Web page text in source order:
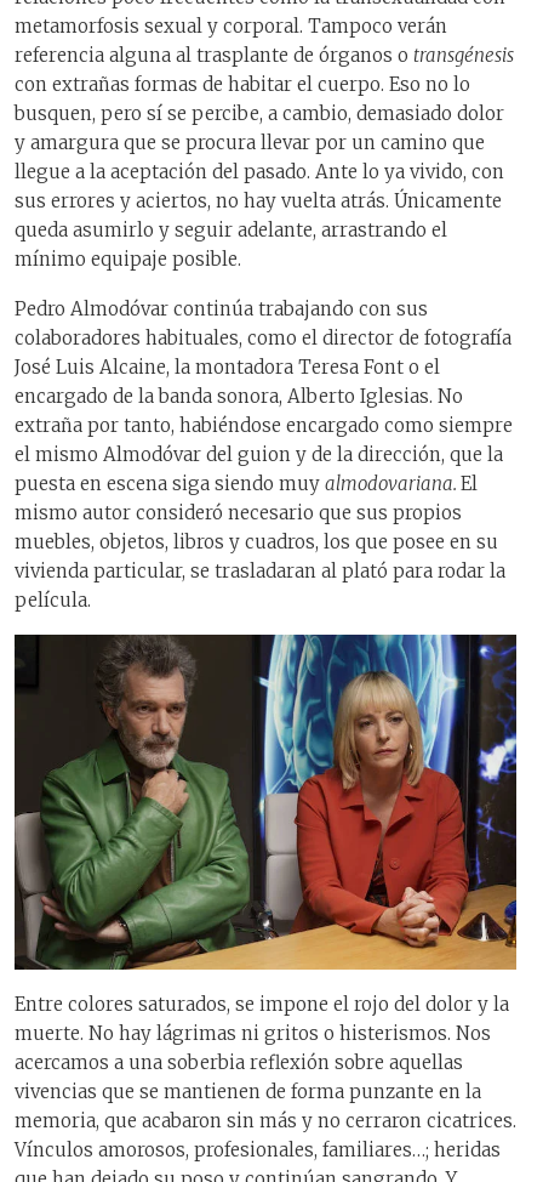
metamorfosis sexual y corporal. Tampoco verán
referencia alguna al trasplante de órganos o transgénesis
con extrañas formas de habitar el cuerpo. Eso no lo
busquen, pero sí se percibe, a cambio, demasiado dolor
y amargura que se procura llevar por un camino que
llegue a la aceptación del pasado. Ante lo ya vivido, con
sus errores y aciertos, no hay vuelta atrás. Únicamente
queda asumirlo y seguir adelante, arrastrando el
mínimo equipaje posible.
Pedro Almodóvar continúa trabajando con sus
colaboradores habituales, como el director de fotografía
José Luis Alcaine, la montadora Teresa Font o el
encargado de la banda sonora, Alberto Iglesias. No
extraña por tanto, habiéndose encargado como siempre
el mismo Almodóvar del guion y de la dirección, que la
puesta en escena siga siendo muy almodovariana. El
mismo autor consideró necesario que sus propios
muebles, objetos, libros y cuadros, los que posee en su
vivienda particular, se trasladaran al plató para rodar la
película.
Entre colores saturados, se impone el rojo del dolor y la
muerte. No hay lágrimas ni gritos o histerismos. Nos
acercamos a una soberbia reflexión sobre aquellas
vivencias que se mantienen de forma punzante en la
memoria, que acabaron sin más y no cerraron cicatrices.
Vínculos amorosos, profesionales, familiares…; heridas